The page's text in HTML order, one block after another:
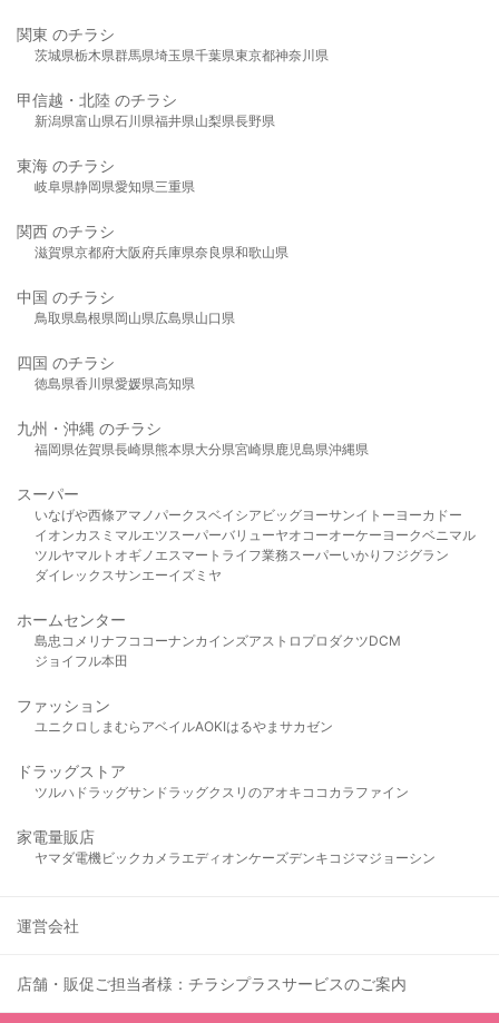
関東 のチラシ
茨城県栃木県群馬県埼玉県千葉県東京都神奈川県
甲信越・北陸 のチラシ
新潟県富山県石川県福井県山梨県長野県
東海 のチラシ
岐阜県静岡県愛知県三重県
関西 のチラシ
滋賀県京都府大阪府兵庫県奈良県和歌山県
中国 のチラシ
鳥取県島根県岡山県広島県山口県
四国 のチラシ
徳島県香川県愛媛県高知県
九州・沖縄 のチラシ
福岡県佐賀県長崎県熊本県大分県宮崎県鹿児島県沖縄県
スーパー
いなげや西條アマノパークスベイシア ビッグヨーサンイトーヨーカドー
イオンカスミ マルエツスーパーバリューヤオコーオーケー ヨークベニマル
ツルヤマルト オギノ エスマート ライフ業務スーパーいかり フジグラン
ダイレックスサンエーイズミヤ
ホームセンター
島忠 コメリ ナフコ コーナンカインズアストロプロダクツDCM
ジョイフル本田
ファッション
ユニクロ しまむら アベイルAOKIはるやま サカゼン
ドラッグストア
ツルハドラッグサンドラッグクスリのアオキ ココカラファイン
家電量販店
ヤマダ電機ビックカメラ エディオンケーズデンキ コジマジョーシン
運営会社
店舗・販促ご担当者様：チラシプラスサービスのご案内